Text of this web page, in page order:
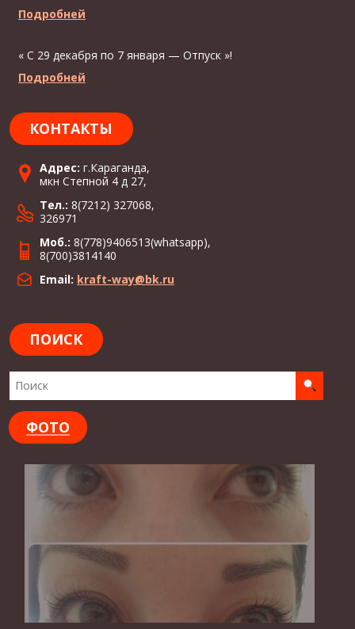
Подробней
« С 29 декабря по 7 января — Отпуск »!
Подробней
КОНТАКТЫ
Адрес: г.Караганда,
мкн Степной 4 д 27,
Тел.: 8(7212) 327068,
326971
Моб.: 8(778)9406513(whatsapp),
8(700)3814140
Email: kraft-way@bk.ru
ПОИСК
ФОТО